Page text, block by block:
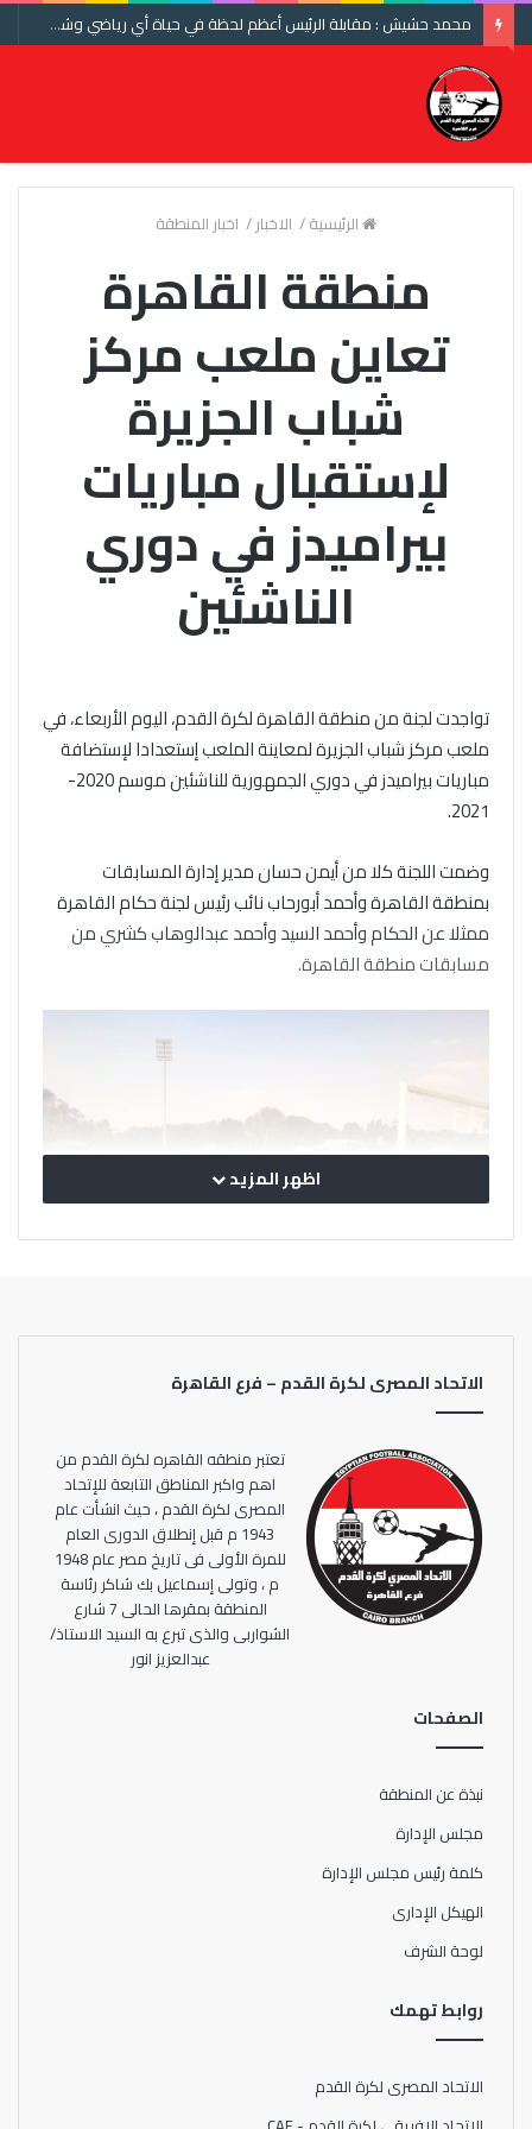
محمد حشيش : مقابلة الرئيس أعظم لحظة في حياة أي رياضي وشكرا اتحاد الكرة ومنتخب مصر
الرئيسية/ الاخبار/ اخبار المنطقة
منطقة القاهرة
تعاين ملعب مركز
شباب الجزيرة
لإستقبال مباريات
بيراميدز في دوري
الناشئين
تواجدت لجنة من منطقة القاهرة لكرة القدم، اليوم الأربعاء، في
ملعب مركز شباب الجزيرة لمعاينة الملعب إستعدادا لإستضافة
مباريات بيراميدز في دوري الجمهورية للناشئين موسم 2020-
2021.
وضمت اللجنة كلا من أيمن حسان مدير إدارة المسابقات
بمنطقة القاهرة وأحمد أبورحاب نائب رئيس لجنة حكام القاهرة
ممثلا عن الحكام وأحمد السيد وأحمد عبدالوهاب كشري من
مسابقات منطقة القاهرة.
اظهر المزيد
الاتحاد المصرى لكرة القدم – فرع القاهرة
تعتبر منطقه القاهره لكرة القدم من
اهم واكبر المناطق التابعة للإتحاد
المصرى لكرة القدم ، حيث انشأت عام
1943 م قبل إنطلاق الدورى العام
للمرة الأولى فى تاريخ مصر عام 1948
م ، وتولى إسماعيل بك شاكر رئاسة
المنطقة بمقرها الحالى 7 شارع
الشواربى والذى تبرع به السيد الاستاذ/
عبدالعزيز انور
الصفحات
نبذة عن المنطقة
مجلس الإدارة
كلمة رئيس مجلس الإدارة
الهيكل الإدارى
لوحة الشرف
روابط تهمك
الاتحاد المصرى لكرة القدم